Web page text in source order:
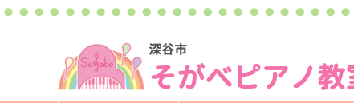
深谷市
そがべピアノ教